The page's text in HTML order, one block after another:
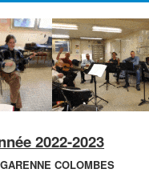
2022-2023
COLOMBES